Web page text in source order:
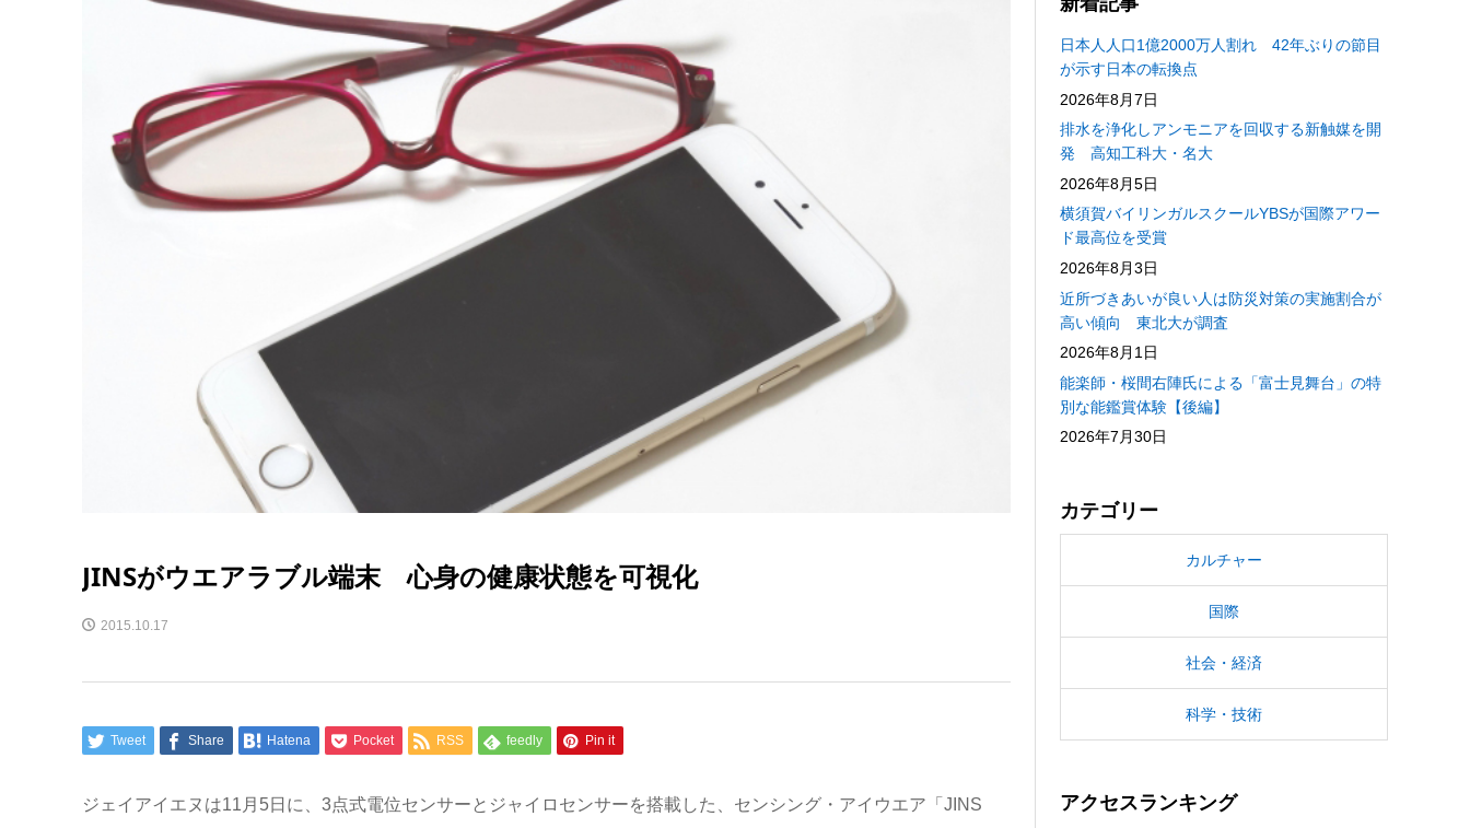
JINSがウエアラブル端末 心身の健康状態を可視化
2015.10.17
Tweet Share Hatena Pocket RSS feedly Pin it
ジェイアイエヌは11月5日に、3点式電位センサーとジャイロセンサーを搭載した、センシング・アイウエア「JINS
日本人人口1億2000万人割れ 42年ぶりの節目
が示す日本の転換点
2026年8月7日
排水を浄化しアンモニアを回収する新触媒を開
発 高知工科大・名大
2026年8月5日
横須賀バイリンガルスクールYBSが国際アワー
ド最高位を受賞
2026年8月3日
近所づきあいが良い人は防災対策の実施割合が
高い傾向 東北大が調査
2026年8月1日
能楽師・桜間右陣氏による「富士見舞台」の特
別な能鑑賞体験【後編】
2026年7月30日
カテゴリー
カルチャー
国際
社会・経済
科学・技術
アクセスランキング